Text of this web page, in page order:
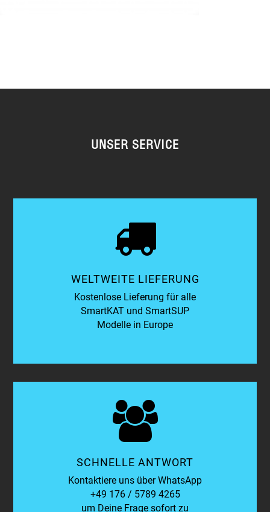
UNSER SERVICE
WELTWEITE LIEFERUNG
Kostenlose Lieferung für alle
SmartKAT und SmartSUP
Modelle in Europe
SCHNELLE ANTWORT
Kontaktiere uns über WhatsApp
+49 176 / 5789 4265
um Deine Frage sofort zu